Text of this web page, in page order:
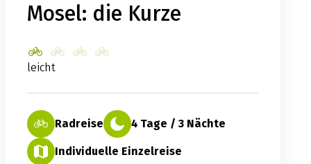
Mosel: die Kurze
leicht
Radreise 4 Tage / 3 Nächte
Individuelle Einzelreise